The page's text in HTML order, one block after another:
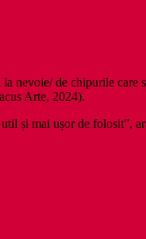
nevoie/ de chipurile care
Arte, 2024).
și mai ușor de folosit”,